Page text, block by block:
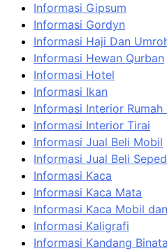
Informasi Gipsum
Informasi Gordyn
Informasi Haji Dan
Informasi Hewan Qurban
Informasi Hotel
Informasi Ikan
Informasi Interior Rumah
Informasi Interior Tirai
Informasi Jual Beli Mobil
Informasi Jual Beli
Informasi Kaca
Informasi Kaca Mata
Informasi Kaca Mobil
Informasi Kaligrafi
Informasi Kandang